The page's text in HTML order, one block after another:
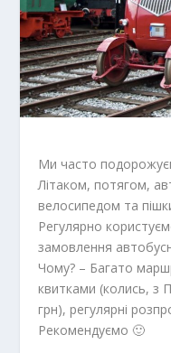
Ми часто
Літаком, потягом,
велосипедом та
Регулярно
замовлення
Чому? – Багато
квитками (колись, з
грн), регулярні
Рекомендуємо 🙂